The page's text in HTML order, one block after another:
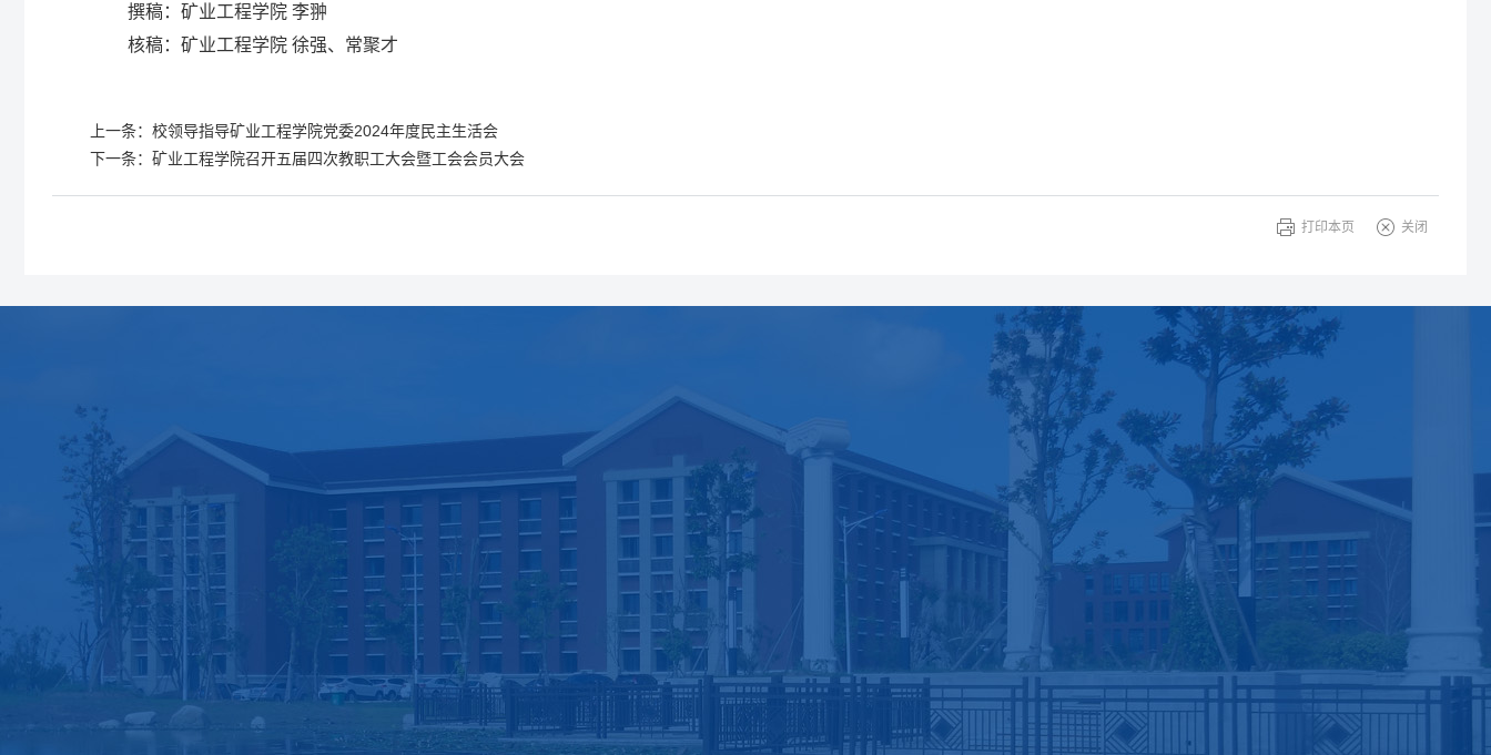
撰稿：矿业工程学院 李翀
核稿：矿业工程学院 徐强、常聚才
上一条： 校领导指导矿业工程学院党委2024年度民主生活会
下一条： 矿业工程学院召开五届四次教职工大会暨工会会员大会
打印本页 关闭
学院概况
学院简介
荣誉之墙
党建动态
样板支部
学习资料
相关制度
工会工作
学科建设
高峰学科
学位授权点
学科平台
学术活动
师资队伍
专业师资
博士生导师
硕士生导师
科学研究
科研概况
重大项目
科研团队
综合实验中心
人才培养
本科生教育
研究生教育
国际交流
教研活动
团学工作
思想引领
科技创新
学生奖助
心理健康
征兵工作
校友工作
校友名录
校友活动
校友风采
招生就业
综合实验中
心